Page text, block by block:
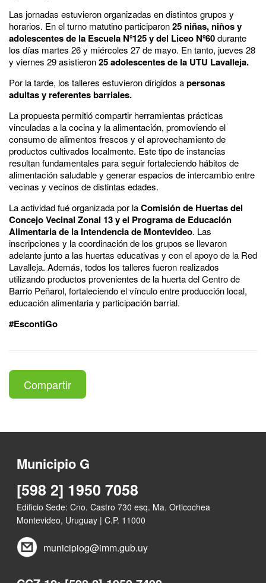
Las jornadas estuvieron organizadas en distintos grupos y
horarios. En el turno matutino participaron25 niñas, niños y
adolescentes de la Escuela Nº125 y del Liceo Nº60durante
los días martes 26 y miércoles 27 de mayo. En tanto, jueves 28
y viernes 29 asistieron25 adolescentes de la UTU Lavalleja.
Por la tarde, los talleres estuvieron dirigidos apersonas
adultas y referentes barriales.
La propuesta permitió compartir herramientas prácticas
vinculadas a la cocina y la alimentación, promoviendo el
consumo de alimentos frescos y el aprovechamiento de
productos cultivados localmente. Este tipo de instancias
resultan fundamentales para seguir fortaleciendo hábitos de
alimentación saludable y generar espacios de intercambio entre
vecinas y vecinos de distintas edades.
La actividad fué organizada por laComisión de Huertas del
Concejo Vecinal Zonal 13 y el Programa de Educación
Alimentaria de la Intendencia de Montevideo. Las
inscripciones y la coordinación de los grupos se llevaron
adelante junto a las huertas educativas y con el apoyo de la Red
Lavalleja. Además, todos los talleres fueron realizados
utilizando productos provenientes de la huerta del Centro de
Barrio Peñarol, fortaleciendo el vínculo entre producción local,
educación alimentaria y participación barrial.
#EscontiGo
Compartir
Municipio G
[598 2] 1950 7058
Edificio Sede: Cno. Castro 730 esq. Ma. Orticochea
Montevideo, Uruguay | C.P. 11000
municipiog@imm.gub.uy